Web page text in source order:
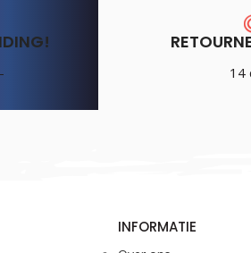
14
INFORMATIE